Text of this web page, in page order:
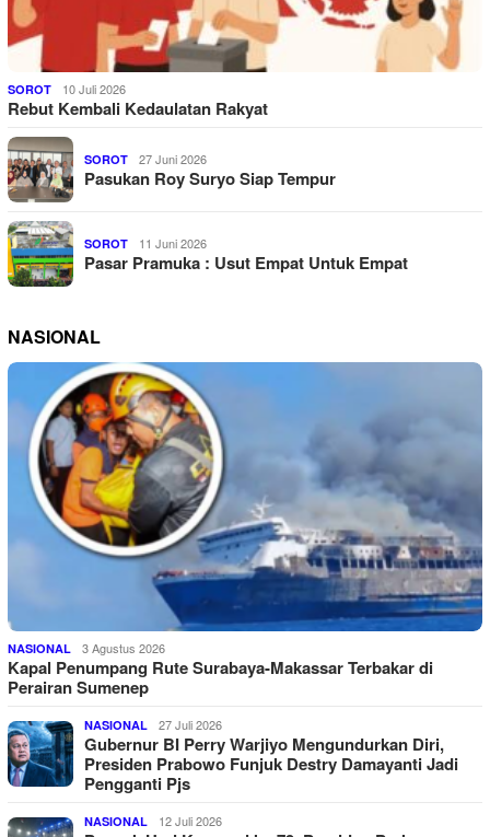
SOROT 10 Juli 2026
Rebut Kembali Kedaulatan Rakyat
SOROT 27 Juni 2026
Pasukan Roy Suryo Siap Tempur
SOROT 11 Juni 2026
Pasar Pramuka : Usut Empat Untuk Empat
NASIONAL
NASIONAL 3 Agustus 2026
Kapal Penumpang Rute Surabaya-Makassar Terbakar di
Perairan Sumenep
NASIONAL 27 Juli 2026
Gubernur BI Perry Warjiyo Mengundurkan Diri,
Presiden Prabowo Funjuk Destry Damayanti Jadi
Pengganti Pjs
NASIONAL 12 Juli 2026